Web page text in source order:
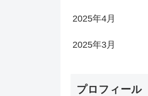
2025年4月
2025年3月
プロフィール